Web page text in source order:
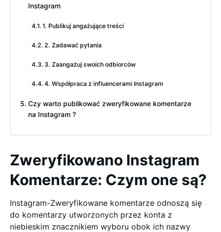
Instagram
1. Publikuj angażujące treści
2. Zadawać pytania
3. Zaangażuj swoich odbiorców
4. Współpraca z influencerami Instagram
Czy warto publikować zweryfikowane komentarze
na Instagram ?
Zweryfikowano Instagram
Komentarze: Czym one są?
Instagram-Zweryfikowane komentarze odnoszą się
do komentarzy utworzonych przez konta z
niebieskim znacznikiem wyboru obok ich nazwy